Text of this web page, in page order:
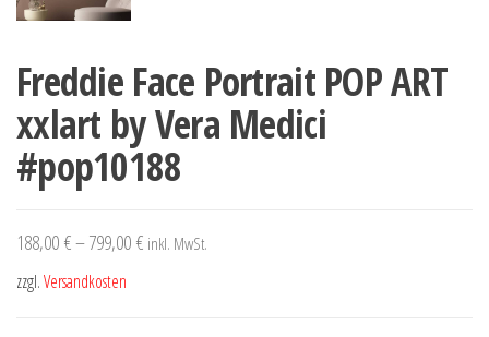
Freddie Face Portrait POP ART
xxlart by Vera Medici
#pop10188
188,00 €–799,00 € inkl. MwSt.
zzgl.Versandkosten